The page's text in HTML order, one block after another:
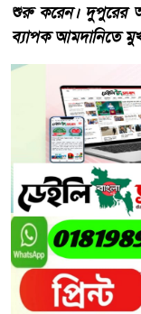
শুরু করেন। দুপুরের
ব্যাপক আমদানিতে